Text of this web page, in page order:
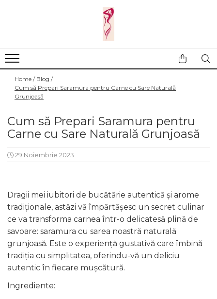
Baie
Copii si bebe
Leagane si scaune
Accesorii
Camping
Prim ajutor
Aparate de masaj
Ingrijirea parului
Ingrijirea unghiilor
Machiaj
Home / Blog /
Cum să Prepari Saramura pentru Carne cu Sare Naturală
Grunjoasă
Cum să Prepari Saramura pentru
Carne cu Sare Naturală Grunjoasă
29 Noiembrie 2023
Dragii mei iubitori de bucătărie autentică și arome
tradiționale, astăzi vă împărtășesc un secret culinar
ce va transforma carnea într-o delicatesă plină de
savoare: saramura cu sarea noastră naturală
grunjoasă. Este o experiență gustativă care îmbină
tradiția cu simplitatea, oferindu-vă un deliciu
autentic în fiecare mușcătură.
Ingrediente: